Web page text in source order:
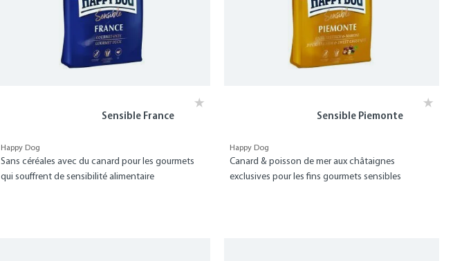
Happy Dog
Sensible France
Sans céréales avec du canard pour les gourmets
qui souffrent de sensibilité alimentaire
Happy Dog
Sensible Piemonte
Canard & poisson de mer aux châtaignes
exclusives pour les fins gourmets sensibles